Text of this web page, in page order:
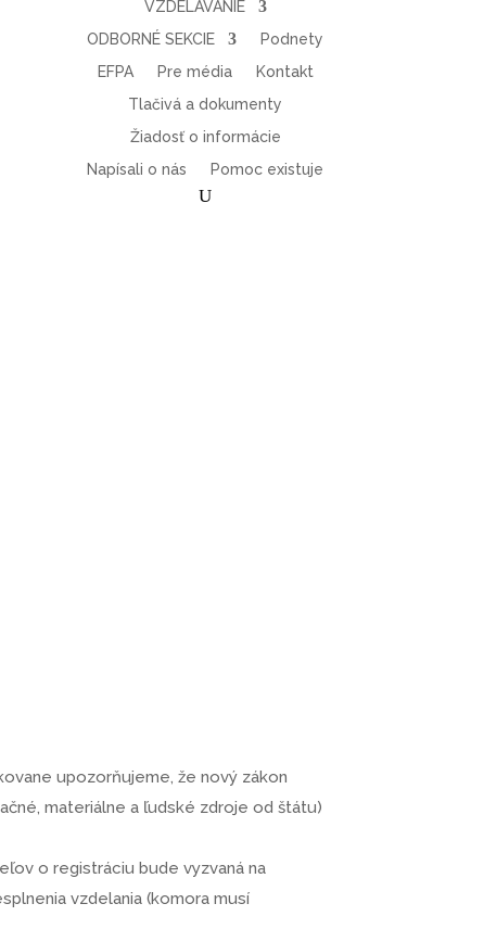
VZDELÁVANIE
ODBORNÉ SEKCIE
Podnety
EFPA
Pre média
Kontakt
Tlačivá a dokumenty
Žiadosť o informácie
Napísali o nás
Pomoc existuje
upozorňujeme, že nový zákon
materiálne a ľudské zdroje od štátu)
o registráciu bude vyzvaná na
vzdelania (komora musí